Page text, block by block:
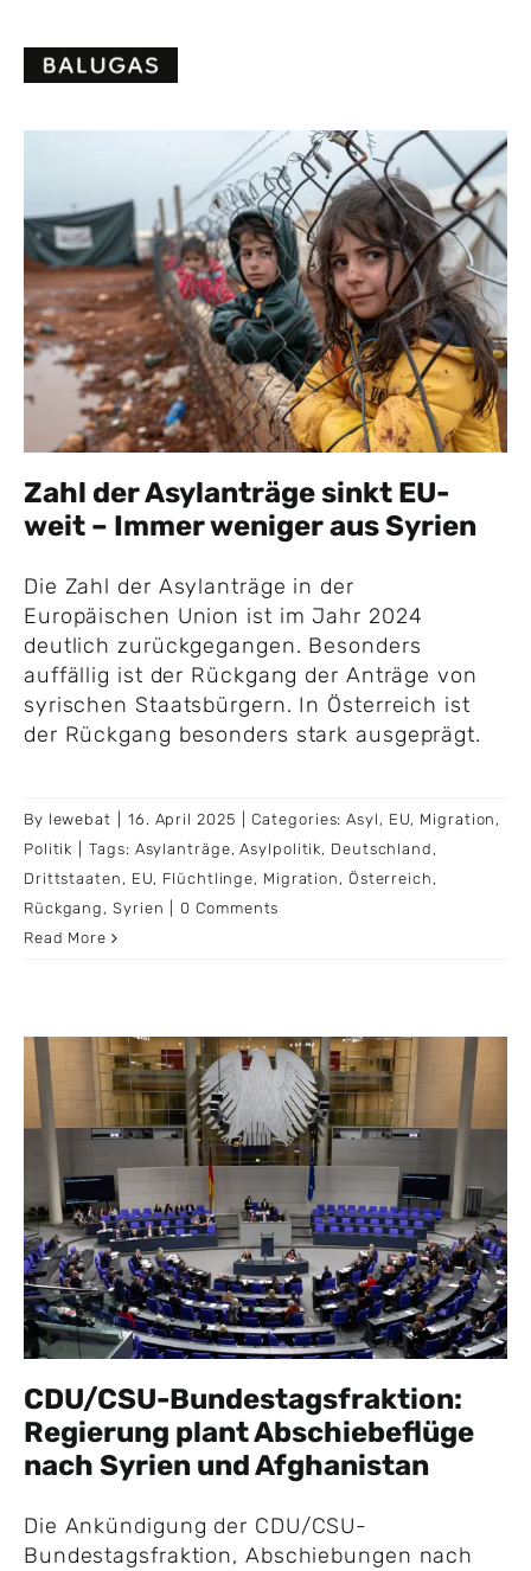
content
Zahl der Asylanträge sinkt EU-
weit – Immer weniger aus Syrien
Die Zahl der Asylanträge in der
Europäischen Union ist im Jahr 2024
deutlich zurückgegangen. Besonders
auffällig ist der Rückgang der Anträge von
syrischen Staatsbürgern. In Österreich ist
der Rückgang besonders stark ausgeprägt.
By lewebat 16. April 2025 Categories:Asyl , EU, Migration ,
Politik
Tags: Asylanträge,Asylpolitik, Deutschland ,
Drittstaaten , EU, Flüchtlinge, Migration , Österreich ,
Rückgang , Syrien
0 Comments
Read More
CDU/CSU-Bundestagsfraktion:
Regierung plant Abschiebeflüge
nach Syrien und Afghanistan
Die Ankündigung der CDU/CSU-
Bundestagsfraktion, Abschiebungen nach